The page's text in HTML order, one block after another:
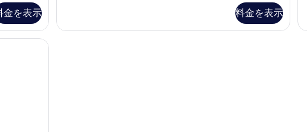
金を表示
表
詳
料金を表示
の
セーフティボックス (室内)、デスク